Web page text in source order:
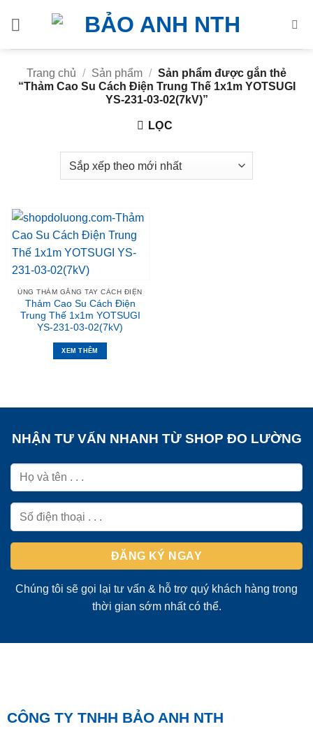
Trang chủ
/ Sản phẩm / Sản phẩm được gắn thẻ
“Thảm Cao Su Cách Điện Trung Thế 1x1m YOTSUGI
YS-231-03-02(7kV)”
LỌC
ỦNG THẢM GĂNG TAY CÁCH ĐIỆN
Thảm Cao Su Cách Điện
Trung Thế 1x1m YOTSUGI
YS-231-03-02(7kV)
XEM THÊM
NHẬN TƯ VẤN NHANH TỪ SHOP ĐO LƯỜNG
Chúng tôi sẽ gọi lại tư vấn & hỗ trợ quý khách hàng trong
thời gian sớm nhất có thể.
CÔNG TY TNHH BẢO ANH NTH